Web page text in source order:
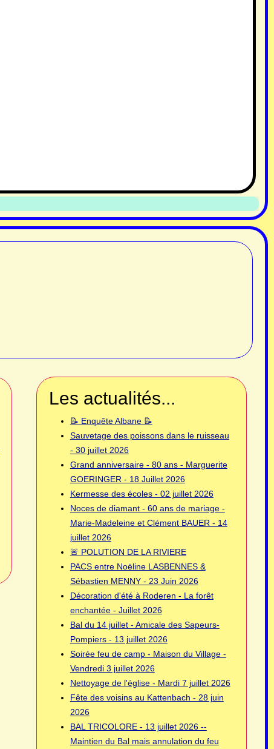
Les actualités...
📝 Enquête Albane 📝
Sauvetage des poissons dans le ruisseau
- 30 juillet 2026
Grand anniversaire - 80 ans - Marguerite
GOERINGER - 18 Juillet 2026
Kermesse des écoles - 02 juillet 2026
Noces de diamant - 60 ans de mariage -
Marie-Madeleine et Clément BAUER - 14
juillet 2026
🚨 POLUTION DE LA RIVIERE
PACS entre Noëline LASBENNES &
Sébastien MENNY - 23 Juin 2026
Décoration d'été à Roderen - La forêt
enchantée - Juillet 2026
Bal du 14 juillet - Amicale des Sapeurs-
Pompiers - 13 juillet 2026
Soirée feu de camp - Maison du Village -
Vendredi 3 juillet 2026
Nettoyage de l'église - Mardi 7 juillet 2026
Fête des voisins au Kattenbach - 28 juin
2026
BAL TRICOLORE - 13 juillet 2026 --
Maintien du Bal mais annulation du feu